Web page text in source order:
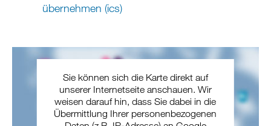
übernehmen (ics)
Sie können sich die Karte direkt auf
unserer Internetseite anschauen. Wir
weisen darauf hin, dass Sie dabei in die
Übermittlung Ihrer personenbezogenen